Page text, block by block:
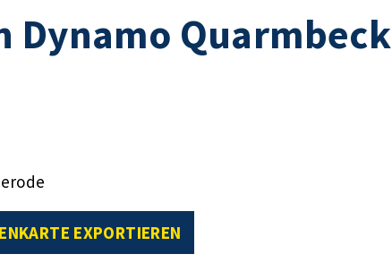
Dynamo Quarmbeck
EXPORTIEREN